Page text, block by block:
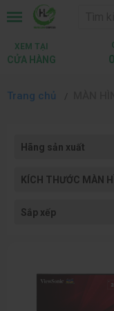
XEM TẠI
CỬA HÀNG
Trang chủ